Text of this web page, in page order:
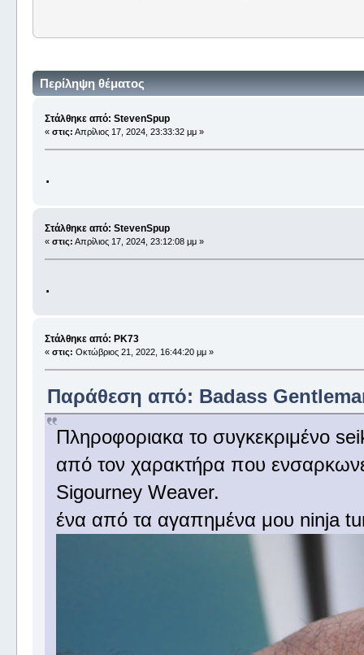
Περίληψη θέματος
Στάλθηκε από: StevenSpup
« στις: Απρίλιος 17, 2024, 23:33:32 μμ »
.
Στάλθηκε από: StevenSpup
« στις: Απρίλιος 17, 2024, 23:12:08 μμ »
.
Στάλθηκε από: PK73
« στις: Οκτώβριος 21, 2022, 16:44:20 μμ »
Παράθεση από: Badass
Πληροφοριακα το συγκεκριμένο
από τον χαρακτήρα που
Sigourney Weaver.
ένα από τα αγαπημένα μου ninja